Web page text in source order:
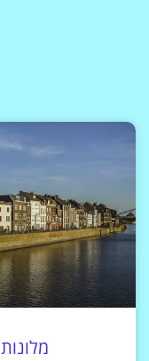
מלונות 4 כוכבים במאסטריכט